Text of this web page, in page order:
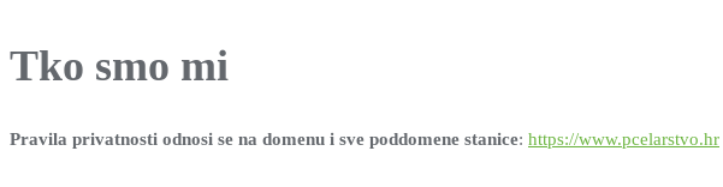
Tko smo mi
Pravila privatnosti odnosi se na domenu i sve poddomene stanice: https://www.pcelarstvo.hr